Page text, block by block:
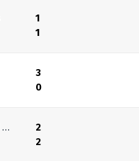
1
1
3
0
Minnesota United FC
2
2